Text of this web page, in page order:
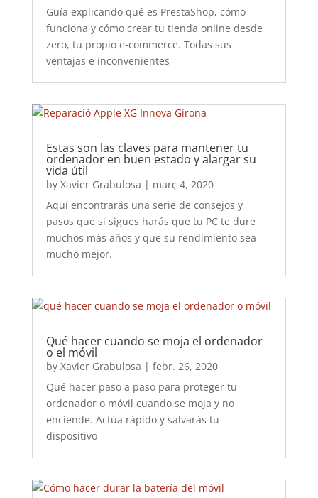
Guía explicando qué es PrestaShop, cómo
funciona y cómo crear tu tienda online desde
zero, tu propio e-commerce. Todas sus
ventajas e inconvenientes
Estas son las claves para mantener tu
ordenador en buen estado y alargar su
vida útil
by Xavier Grabulosa | març 4, 2020
Aquí encontrarás una serie de consejos y
pasos que si sigues harás que tu PC te dure
muchos más años y que su rendimiento sea
mucho mejor.
Qué hacer cuando se moja el ordenador
o el móvil
by Xavier Grabulosa | febr. 26, 2020
Qué hacer paso a paso para proteger tu
ordenador o móvil cuando se moja y no
enciende. Actúa rápido y salvarás tu
dispositivo